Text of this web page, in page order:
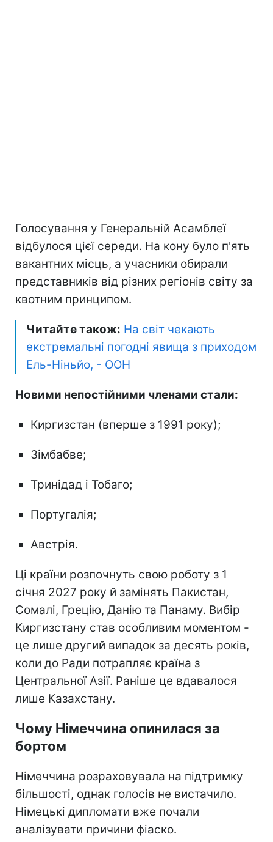
Голосування у Генеральній Асамблеї
відбулося цієї середи. На кону було п'ять
вакантних місць, а учасники обирали
представників від різних регіонів світу за
квотним принципом.
Читайте також: На світ чекають
екстремальні погодні явища з приходом
Ель-Ніньйо, - ООН
Новими непостійними членами стали:
Киргизстан (вперше з 1991 року);
Зімбабве;
Тринідад і Тобаго;
Португалія;
Австрія.
Ці країни розпочнуть свою роботу з 1
січня 2027 року й замінять Пакистан,
Сомалі, Грецію, Данію та Панаму. Вибір
Киргизстану став особливим моментом -
це лише другий випадок за десять років,
коли до Ради потрапляє країна з
Центральної Азії. Раніше це вдавалося
лише Казахстану.
Чому Німеччина опинилася за
бортом
Німеччина розраховувала на підтримку
більшості, однак голосів не вистачило.
Німецькі дипломати вже почали
аналізувати причини фіаско.